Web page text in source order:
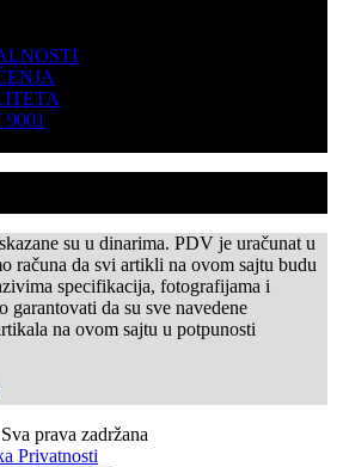
su u dinarima. PDV je uračunat u
računa da svi artikli na ovom sajtu budu
specifikacija, fotografijama i
garantovati da su sve navedene
na ovom sajtu u potpunosti
prava zadržana
Privatnosti